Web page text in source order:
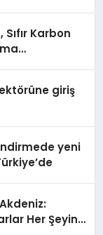
Karbon
giriş
yeni
Her Şeyin